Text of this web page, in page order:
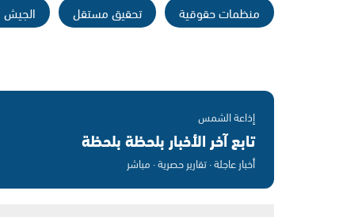
منظمات حقوقية
تحقيق مستقل الجيش
إذاعة الشمس
تابع آخر الأخبار بلحظة بلحظة
أخبار عاجلة · تقارير حصرية · مباشر